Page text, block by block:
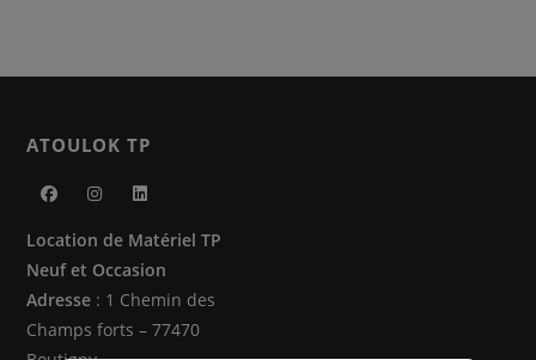
ATOULOK TP
dans
un
nouvel
onglet
dans
un
nouvel
onglet
dans
un
nouvel
onglet
Location de Matériel TP
Neuf et Occasion
Adresse : 1 Chemin des
Champs forts – 77470